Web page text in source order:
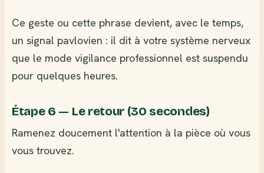
Ce geste ou cette phrase devient, avec le temps,
un signal pavlovien : il dit à votre système nerveux
que le mode vigilance professionnel est suspendu
pour quelques heures.
Étape 6 — Le retour (30 secondes)
Ramenez doucement l'attention à la pièce où vous
vous trouvez.